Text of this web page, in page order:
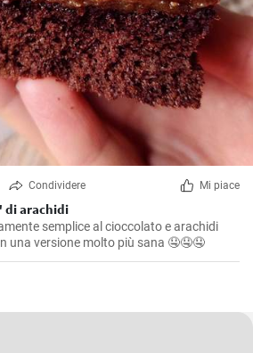
Condividere Mi piace
di arachidi
semplice al cioccolato e arachidi
una versione molto più sana 🤤🤤🤤